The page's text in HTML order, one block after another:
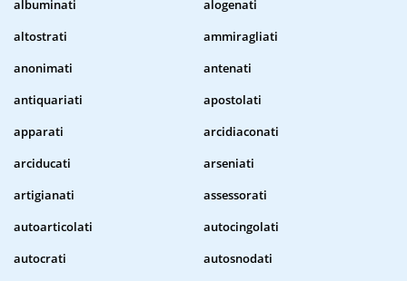
albuminati
alogenati
altostrati
ammiragliati
anonimati
antenati
antiquariati
apostolati
apparati
arcidiaconati
arciducati
arseniati
artigianati
assessorati
autoarticolati
autocingolati
autocrati
autosnodati